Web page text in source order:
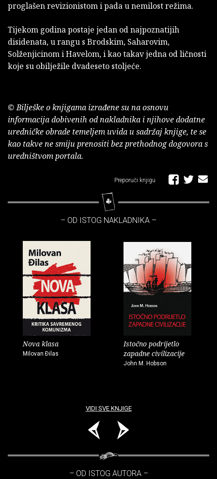
proglašen revizionistom i pada u nemilost režima.
Tijekom godina postaje jedan od najpoznatijih
disidenata, u rangu s Brodskim, Saharovim,
Solženjicinom i Havelom, i kao takav jedna od ličnosti
koje su obilježile dvadeseto stoljeće.
© Bilješke o knjigama izrađene su na osnovu
informacija dobivenih od nakladnika i njihove dodatne
uredničke obrade temeljem uvida u sadržaj knjige, te se
kao takve ne smiju prenositi bez prethodnog dogovora s
uredništvom portala.
Preporuči knjigu
– OD ISTOG NAKLADNIKA –
Nova klasa
Milovan Ðilas
Istočno podrijetlo
zapadne civilizacije
John M. Hobson
VIDI SVE KNJIGE
– OD ISTOG AUTORA –